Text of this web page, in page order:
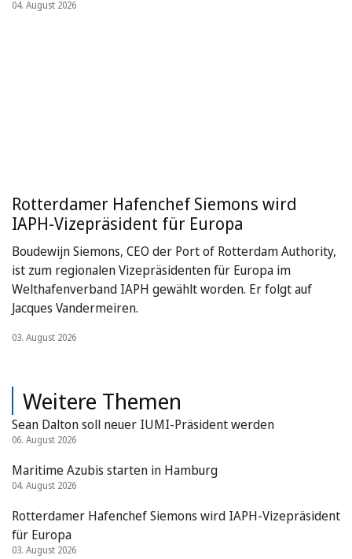
04. August 2026
Rotterdamer Hafenchef Siemons wird
IAPH-Vizepräsident für Europa
Boudewijn Siemons, CEO der Port of Rotterdam Authority,
ist zum regionalen Vizepräsidenten für Europa im
Welthafenverband IAPH gewählt worden. Er folgt auf
Jacques Vandermeiren.
03. August 2026
Weitere Themen
Sean Dalton soll neuer IUMI-Präsident werden
06. August 2026
Maritime Azubis starten in Hamburg
04. August 2026
Rotterdamer Hafenchef Siemons wird IAPH-Vizepräsident
für Europa
03. August 2026